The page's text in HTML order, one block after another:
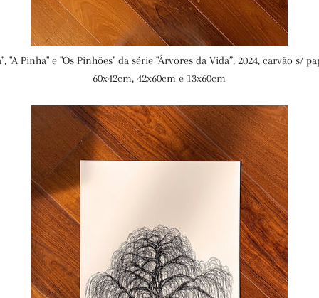
"A Pinha" e "Os Pinhões" da série "Árvores da Vida”, 2024, carvão s/
60x42cm, 42x60cm e 13x60cm